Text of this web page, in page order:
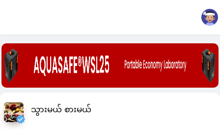
သွားမယ် စားမယ်